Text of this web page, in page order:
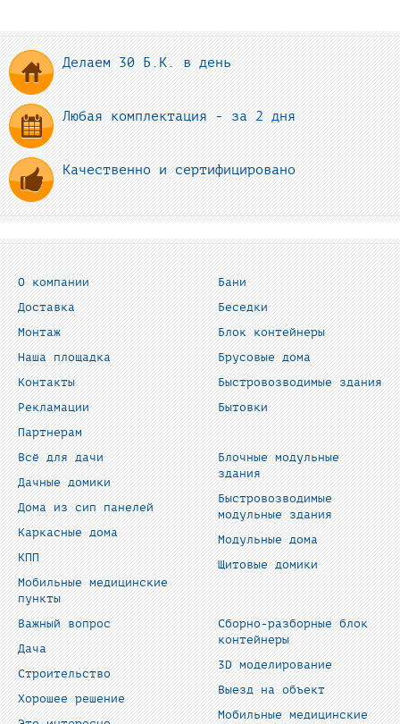
Делаем 30 Б.К. в день
Любая комплектация - за 2 дня
Качественно и сертифицировано
О компании
Доставка
Монтаж
Наша площадка
Контакты
Рекламации
Партнерам
Бани
Беседки
Блок контейнеры
Брусовые дома
Быстровозводимые здания
Бытовки
Всё для дачи
Дачные домики
Дома из сип панелей
Каркасные дома
КПП
Мобильные медицинские
пункты
Блочные модульные
здания
Быстровозводимые
модульные здания
Модульные дома
Щитовые домики
Важный вопрос
Дача
Строительство
Хорошее решение
Сборно-разборные блок
контейнеры
3D моделирование
Выезд на объект
Мобильные медицинские